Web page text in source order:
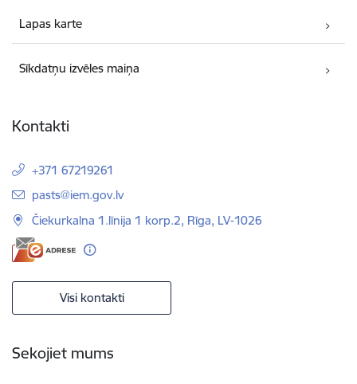
Lapas karte
Sīkdatņu izvēles maiņa
Kontakti
+371 67219261
E-pasts:
pasts@iem.gov.lv
Čiekurkalna 1.līnija 1 korp.2, Rīga, LV-1026
Visi kontakti
Sekojiet mums